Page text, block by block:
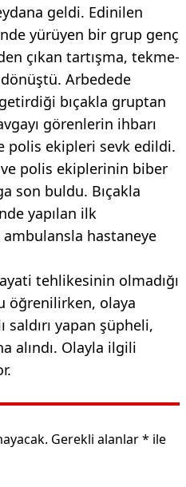
geldi. Edinilen
yürüyen bir grup genç
çıkan tartışma, tekme-
Arbedede
bıçakla gruptan
görenlerin ihbarı
polis ekipleri sevk edildi.
polis ekiplerinin biber
son buldu. Bıçakla
yapılan ilk
hastaneye
tehlikesinin olmadığı
öğrenilirken, olaya
saldırı yapan şüpheli,
alındı. Olayla ilgili
Gerekli alanlar* ile